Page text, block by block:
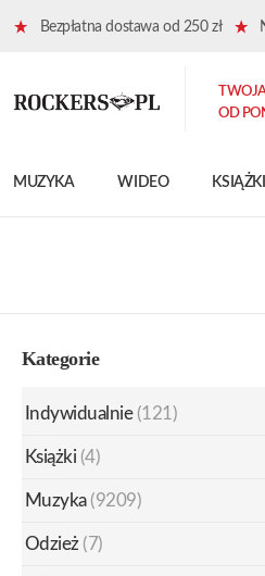
Bezpłatna dostawa od 250 zł
MUZYKA WIDEO KSIĄŻKI
OD
Kategorie
Indywidualnie (121)
Książki (4)
Muzyka (9209)
Odzież (7)